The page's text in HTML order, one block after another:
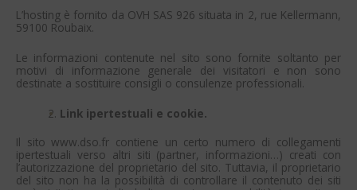
L’hosting è fornito da OVH SAS 926 situata in 2, rue Kellermann,
59100 Roubaix.
Le informazioni contenute nel sito sono fornite soltanto per
motivi di informazione generale dei visitatori e non sono
destinate a sostituire consigli o consulenze professionali.
Link ipertestuali e cookie.
Il sito www.dso.fr contiene un certo numero di collegamenti
ipertestuali verso altri siti (partner, informazioni…) creati con
l’autorizzazione del proprietario del sito. Tuttavia, il proprietario
del sito non ha la possibilità di controllare il contenuto dei siti